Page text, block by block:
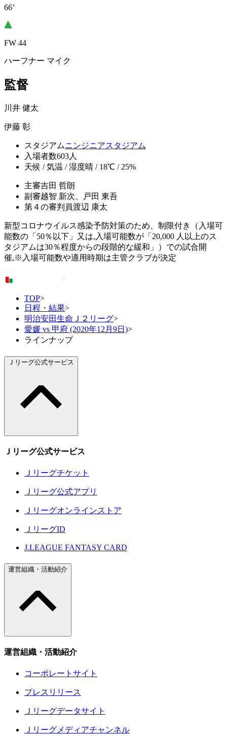
66’
FW 44
ハーフナー マイク
監督
川井 健太
伊藤 彰
スタジアムニンジニアスタジアム
入場者数603人
天候 / 気温 / 湿度晴 / 18℃ / 25%
主審吉田 哲朗
副審越智 新次、戸田 東吾
第４の審判員渡辺 康太
新型コロナウイルス感染予防対策のため、制限付き（入場可
能数の「50％以下」又は,入場可能数が「20,000 人以上のス
タジアムは30％程度からの段階的な緩和」）での試合開
催,※入場可能数や適用時期は主管クラブが決定
TOP>
日程・結果>
明治安田生命Ｊ２リーグ>
愛媛 vs 甲府 (2020年12月9日)>
ラインナップ
Ｊリーグ公式サービス
Ｊリーグ公式サービス
Ｊリーグチケット
Ｊリーグ公式アプリ
Ｊリーグオンラインストア
ＪリーグID
J.LEAGUE FANTASY CARD
運営組織・活動紹介
運営組織・活動紹介
コーポレートサイト
プレスリリース
Ｊリーグデータサイト
Ｊリーグメディアチャンネル